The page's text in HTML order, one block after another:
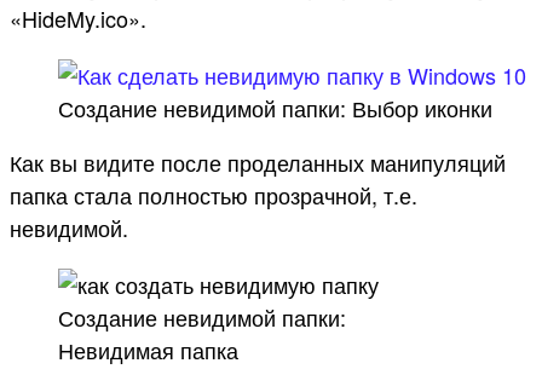
«HideMy.ico».
Создание невидимой папки: Выбор иконки
Как вы видите после проделанных манипуляций
папка стала полностью прозрачной, т.е.
невидимой.
Создание невидимой папки:
Невидимая папка